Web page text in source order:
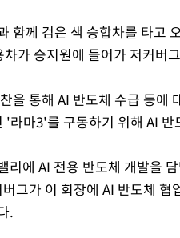
함께 검은 색 승합차를 타고
가 승지원에 들어가 저커버
을 통해 AI 반도체 수급 등에
라마3'를 구동하기 위해 AI 반
리에 AI 전용 반도체 개발을
그가 이 회장에 AI 반도체
.